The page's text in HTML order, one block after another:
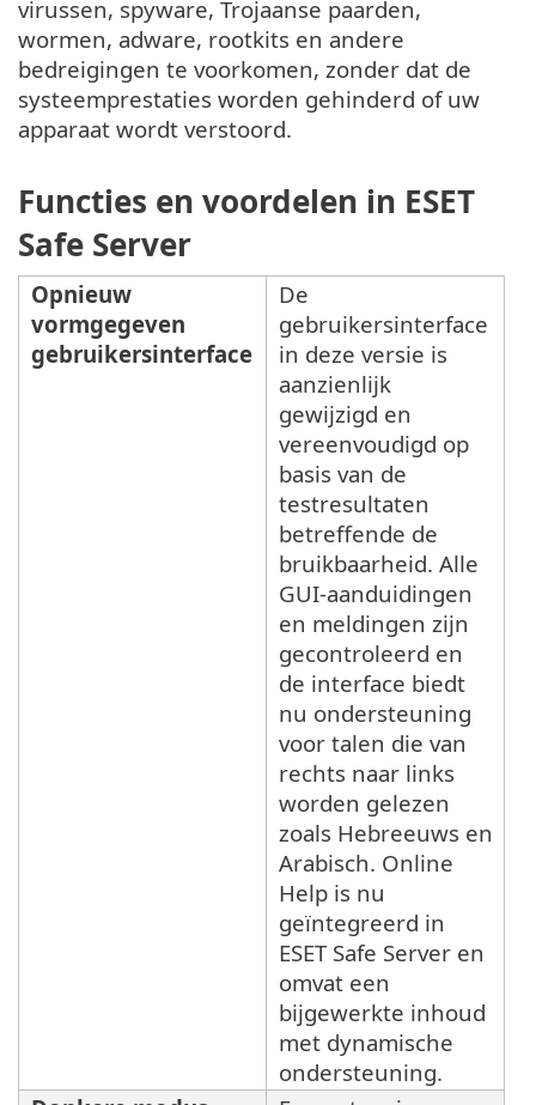
virussen, spyware, Trojaanse paarden,
wormen, adware, rootkits en andere
bedreigingen te voorkomen, zonder dat de
systeemprestaties worden gehinderd of uw
apparaat wordt verstoord.
Functies en voordelen in ESET
Safe Server
Opnieuw
vormgegeven
gebruikersinterface
De
gebruikersinterface
in deze versie is
aanzienlijk
gewijzigd en
vereenvoudigd op
basis van de
testresultaten
betreffende de
bruikbaarheid. Alle
GUI-aanduidingen
en meldingen zijn
gecontroleerd en
de interface biedt
nu ondersteuning
voor talen die van
rechts naar links
worden gelezen
zoals Hebreeuws en
Arabisch. Online
Help is nu
geïntegreerd in
ESET Safe Server en
omvat een
bijgewerkte inhoud
met dynamische
ondersteuning.